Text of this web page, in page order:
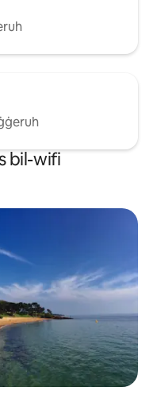
bil-wifi